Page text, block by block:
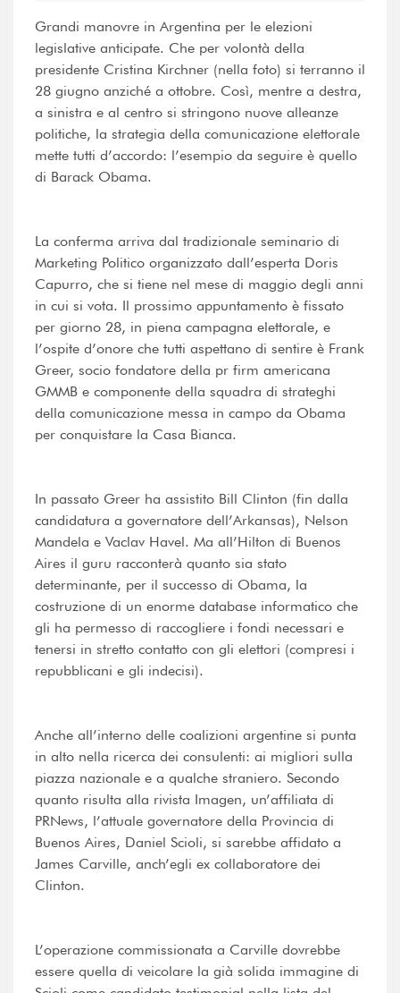
Grandi manovre in Argentina per le elezioni
legislative anticipate. Che per volontà della
presidente Cristina Kirchner (nella foto) si terranno il
28 giugno anziché a ottobre. Così, mentre a destra,
a sinistra e al centro si stringono nuove alleanze
politiche, la strategia della comunicazione elettorale
mette tutti d’accordo: l’esempio da seguire è quello
di Barack Obama.
La conferma arriva dal tradizionale seminario di
Marketing Politico organizzato dall’esperta Doris
Capurro, che si tiene nel mese di maggio degli anni
in cui si vota. Il prossimo appuntamento è fissato
per giorno 28, in piena campagna elettorale, e
l’ospite d’onore che tutti aspettano di sentire è Frank
Greer, socio fondatore della pr firm americana
GMMB e componente della squadra di strateghi
della comunicazione messa in campo da Obama
per conquistare la Casa Bianca.
In passato Greer ha assistito Bill Clinton (fin dalla
candidatura a governatore dell’Arkansas), Nelson
Mandela e Vaclav Havel. Ma all’Hilton di Buenos
Aires il guru racconterà quanto sia stato
determinante, per il successo di Obama, la
costruzione di un enorme database informatico che
gli ha permesso di raccogliere i fondi necessari e
tenersi in stretto contatto con gli elettori (compresi i
repubblicani e gli indecisi).
Anche all’interno delle coalizioni argentine si punta
in alto nella ricerca dei consulenti: ai migliori sulla
piazza nazionale e a qualche straniero. Secondo
quanto risulta alla rivista Imagen, un’affiliata di
PRNews, l’attuale governatore della Provincia di
Buenos Aires, Daniel Scioli, si sarebbe affidato a
James Carville, anch’egli ex collaboratore dei
Clinton.
L’operazione commissionata a Carville dovrebbe
essere quella di veicolare la già solida immagine di